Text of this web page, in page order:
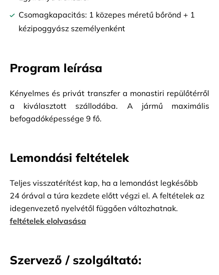
Csomagkapacitás: 1 közepes méretű bőrönd + 1
kézipoggyász személyenként
Program leírása
Kényelmes és privát transzfer a monastiri repülőtérről
a kiválasztott szállodába. A jármű maximális
befogadóképessége 9 fő.
Lemondási feltételek
Teljes visszatérítést kap, ha a lemondást legkésőbb
24 órával a túra kezdete előtt végzi el. A feltételek az
idegenvezető nyelvétől függően változhatnak.
feltételek elolvasása
Szervező / szolgáltató: